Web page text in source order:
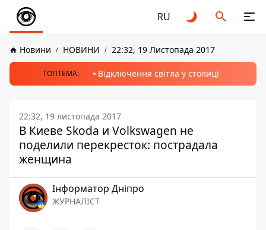
RU
Новини НОВИНИ 22:32, 19 Листопада 2017
ТОПТЕМА: Відключення світла у столиці
22:32, 19 листопада 2017
В Киеве Skoda и Volkswagen не
поделили перекресток: пострадала
женщина
Інформатор Дніпро
ЖУРНАЛІСТ